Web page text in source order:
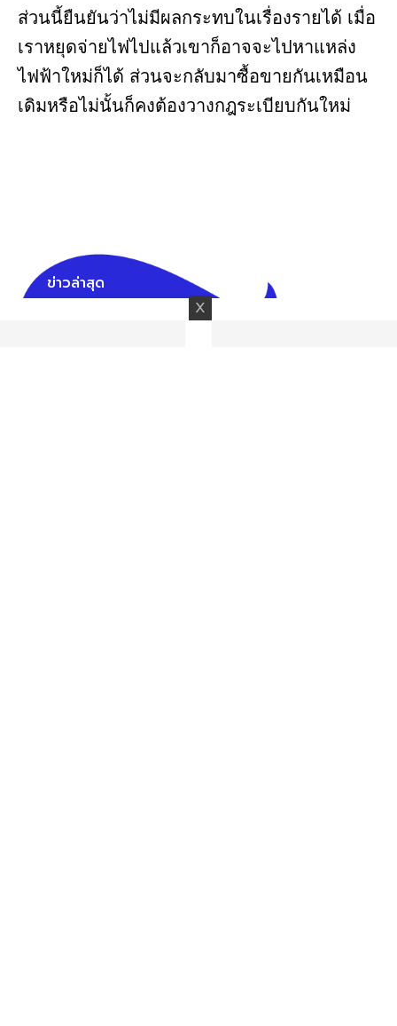
ส่วนนี้ยืนยันว่าไม่มีผลกระทบในเรื่องรายได้ เมื่อ
เราหยุดจ่ายไฟไปแล้วเขาก็อาจจะไปหาแหล่ง
ไฟฟ้าใหม่ก็ได้ ส่วนจะกลับมาซื้อขายกันเหมือน
เดิมหรือไม่นั้นก็คงต้องวางกฎระเบียบกันใหม่
ข่าวล่าสุด